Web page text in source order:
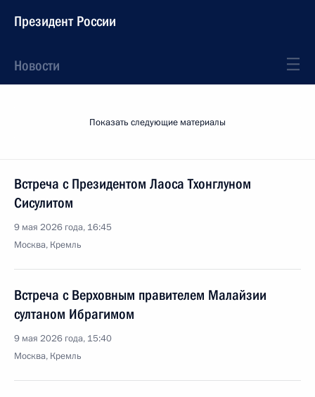
Президент России
Новости
Показать следующие материалы
Встреча с Президентом Лаоса Тхонглуном
Сисулитом
9 мая 2026 года, 16:45
Москва, Кремль
Встреча с Верховным правителем Малайзии
султаном Ибрагимом
9 мая 2026 года, 15:40
Москва, Кремль